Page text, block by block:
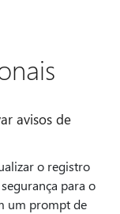
avisos de
o registro
para o
um prompt de